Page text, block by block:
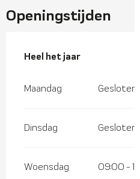
Openingstijden
Heel het jaar
Heel het jaar
Maandag Gesloten
Dinsdag Gesloten
Woensdag 09:00 -